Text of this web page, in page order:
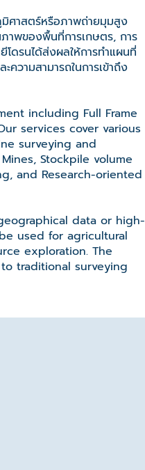
มิศาสตร์หรือภาพถ่ายมุมสูง
ภาพของพื้นที่การเกษตร, การ
โดรนได้ส่งผลให้การทำแผนที่
ความสามารถในการเข้าถึง
including Full Frame
services cover various
surveying and
Stockpile volume
and Research-oriented
data or high-
used for agricultural
exploration. The
traditional surveying